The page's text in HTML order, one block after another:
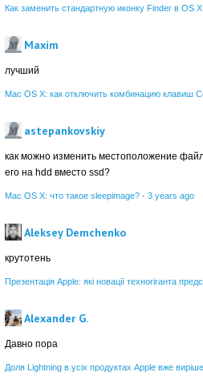
Как заменить стандартную иконку Finder в OS
Maxim
лучший
Mac OS X: как отключить комбинацию клавиш
astepankovskiy
как можно изменить местоположение
его на hdd вместо ssd?
Mac OS X: что такое sleepimage? · 3 years ago
Aleksey Demchenko
крутотень
Презентація Apple: які новації техногіганта
Alexander G.
Давно пора
Доля Lightning в усіх продуктах Apple вже